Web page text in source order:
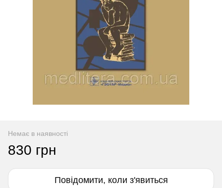
Немає в наявності
830 грн
Повідомити, коли з'явиться